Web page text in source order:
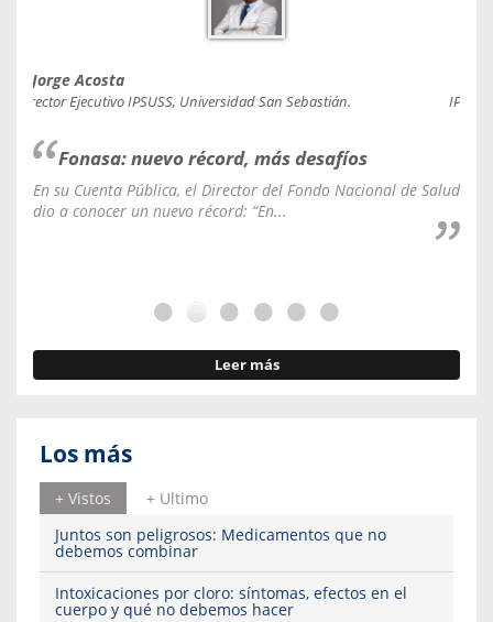
Jorge Acosta
Director Ejecutivo IPSUSS, Universidad San Sebastián.
Fonasa: nuevo récord, más desafíos
En su Cuenta Pública, el Director del Fondo Nacional de Salud
dio a conocer un nuevo récord: “En...
Leer más
Los más
+ Vistos
+ Ultimo
Juntos son peligrosos: Medicamentos que no
debemos combinar
Intoxicaciones por cloro: síntomas, efectos en el
cuerpo y qué no debemos hacer